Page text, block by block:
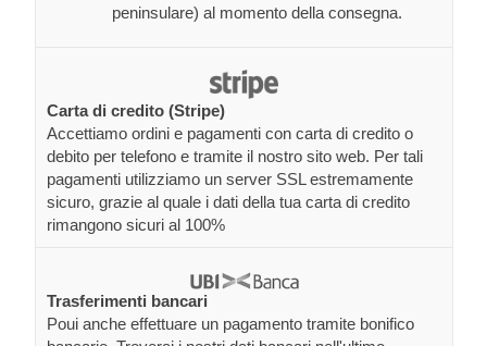
peninsulare) al momento della consegna.
Carta di credito (Stripe)
Accettiamo ordini e pagamenti con carta di credito o
debito per telefono e tramite il nostro sito web. Per tali
pagamenti utilizziamo un server SSL estremamente
sicuro, grazie al quale i dati della tua carta di credito
rimangono sicuri al 100%
Trasferimenti bancari
Poui anche effettuare un pagamento tramite bonifico